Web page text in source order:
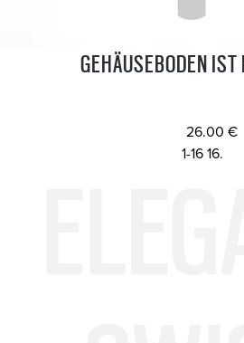
GEHÄUSEBODEN
26.00 €
1-16 16.